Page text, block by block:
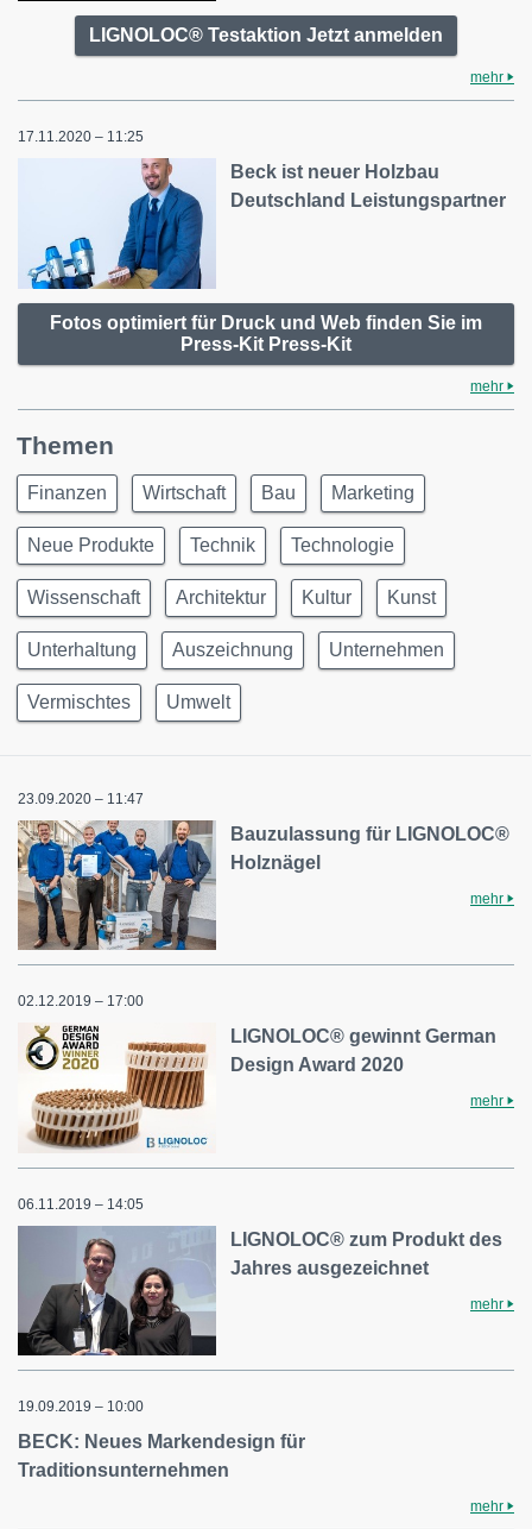
LIGNOLOC® Testaktion Jetzt anmelden
mehr
17.11.2020 – 11:25
Beck ist neuer Holzbau
Deutschland Leistungspartner
Fotos optimiert für Druck und Web finden Sie im
Press-Kit Press-Kit
mehr
Themen
Finanzen Wirtschaft Bau Marketing
Neue Produkte Technik Technologie
Wissenschaft Architektur Kultur Kunst
Unterhaltung Auszeichnung Unternehmen
Vermischtes Umwelt
23.09.2020 – 11:47
Bauzulassung für LIGNOLOC®
Holznägel
mehr
02.12.2019 – 17:00
LIGNOLOC® gewinnt German
Design Award 2020
mehr
06.11.2019 – 14:05
LIGNOLOC® zum Produkt des
Jahres ausgezeichnet
mehr
19.09.2019 – 10:00
BECK: Neues Markendesign für
Traditionsunternehmen
mehr